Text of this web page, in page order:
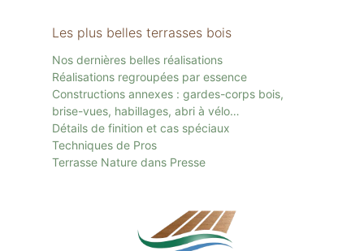
Les plus belles terrasses bois
Nos dernières belles réalisations
Réalisations regroupées par essence
Constructions annexes : gardes-corps bois,
brise-vues, habillages, abri à vélo…
Détails de finition et cas spéciaux
Techniques de Pros
Terrasse Nature dans Presse